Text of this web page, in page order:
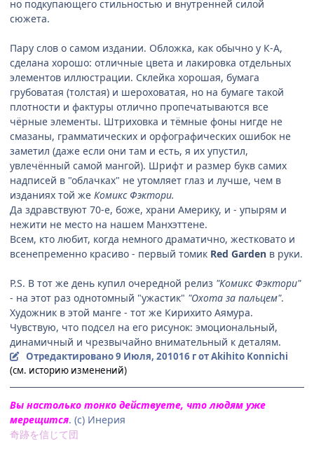
но подкупающего стильностью и внутренней силой
сюжета.
Пару слов о самом издании. Обложка, как обычно у К-А,
сделана хорошо: отличные цвета и лакировка отдельных
элементов иллюстрации. Склейка хорошая, бумага
грубоватая (толстая) и шероховатая, но на бумаге такой
плотности и фактуры отлично пропечатываются все
чёрные элементы. Штриховка и тёмные фоны нигде не
смазаны, грамматических и орфографических ошибок не
заметил (даже если они там и есть, я их упустил,
увлечённый самой мангой). Шрифт и размер букв самих
надписей в "облачках" не утомляет глаз и лучше, чем в
изданиях той же Комикс Фэктори.
Да здравствуют 70-е, боже, храни Америку, и - упырям и
нежити не место на нашем Манхэттене.
Всем, кто любит, когда немного драматично, жестковато и
всенепременно красиво - первый томик Red Garden в руки.
P.S. В тот же день купил очередной релиз "Комикс Фэктори"
- на этот раз однотомный "ужастик" "Охота за пальцем".
Художник в этой манге - тот же Кирихито Аямура.
Чувствую, что подсел на его рисунок: эмоциональный,
динамичный и чрезвычайно внимательный к деталям.
Отредактировано9 Июля, 201016 гот Akihito Konnichi
(см. историю изменений)
Вы настолько тонко действуете, что людям уже
мерещится. (с) Инерия
奇跡を信じて団